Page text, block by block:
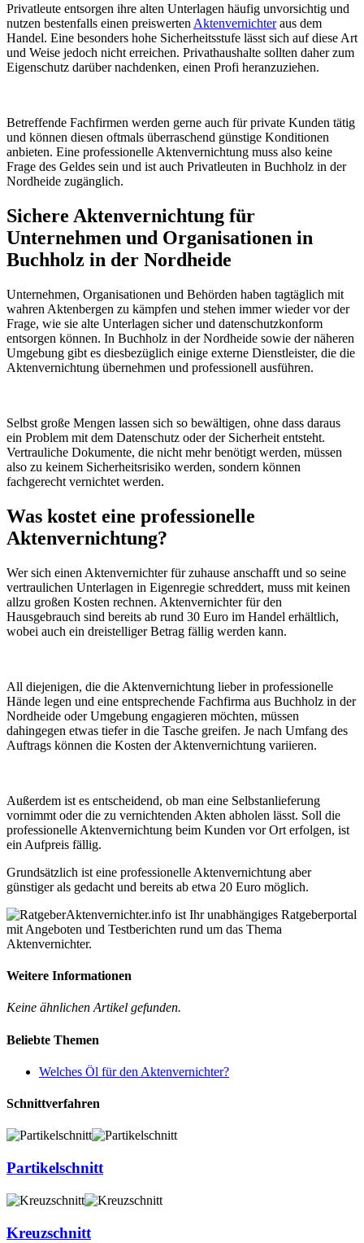
Privatleute entsorgen ihre alten Unterlagen häufig unvorsichtig und
nutzen bestenfalls einen preiswerten Aktenvernichteraus dem
Handel. Eine besonders hohe Sicherheitsstufe lässt sich auf diese Art
und Weise jedoch nicht erreichen. Privathaushalte sollten daher zum
Eigenschutz darüber nachdenken, einen Profi heranzuziehen.
Betreffende Fachfirmen werden gerne auch für private Kunden tätig
und können diesen oftmals überraschend günstige Konditionen
anbieten. Eine professionelle Aktenvernichtung muss also keine
Frage des Geldes sein und ist auch Privatleuten in Buchholz in der
Nordheide zugänglich.
Sichere Aktenvernichtung für
Unternehmen und Organisationen in
Buchholz in der Nordheide
Unternehmen, Organisationen und Behörden haben tagtäglich mit
wahren Aktenbergen zu kämpfen und stehen immer wieder vor der
Frage, wie sie alte Unterlagen sicher und datenschutzkonform
entsorgen können. In Buchholz in der Nordheide sowie der näheren
Umgebung gibt es diesbezüglich einige externe Dienstleister, die die
Aktenvernichtung übernehmen und professionell ausführen.
Selbst große Mengen lassen sich so bewältigen, ohne dass daraus
ein Problem mit dem Datenschutz oder der Sicherheit entsteht.
Vertrauliche Dokumente, die nicht mehr benötigt werden, müssen
also zu keinem Sicherheitsrisiko werden, sondern können
fachgerecht vernichtet werden.
Was kostet eine professionelle
Aktenvernichtung?
Wer sich einen Aktenvernichter für zuhause anschafft und so seine
vertraulichen Unterlagen in Eigenregie schreddert, muss mit keinen
allzu großen Kosten rechnen. Aktenvernichter für den
Hausgebrauch sind bereits ab rund 30 Euro im Handel erhältlich,
wobei auch ein dreistelliger Betrag fällig werden kann.
All diejenigen, die die Aktenvernichtung lieber in professionelle
Hände legen und eine entsprechende Fachfirma aus Buchholz in der
Nordheide oder Umgebung engagieren möchten, müssen
dahingegen etwas tiefer in die Tasche greifen. Je nach Umfang des
Auftrags können die Kosten der Aktenvernichtung variieren.
Außerdem ist es entscheidend, ob man eine Selbstanlieferung
vornimmt oder die zu vernichtenden Akten abholen lässt. Soll die
professionelle Aktenvernichtung beim Kunden vor Ort erfolgen, ist
ein Aufpreis fällig.
Grundsätzlich ist eine professionelle Aktenvernichtung aber
günstiger als gedacht und bereits ab etwa 20 Euro möglich.
Aktenvernichter.info ist Ihr unabhängiges Ratgeberportal
mit Angeboten und Testberichten rund um das Thema
Aktenvernichter.
Weitere Informationen
Keine ähnlichen Artikel gefunden.
Beliebte Themen
Welches Öl für den Aktenvernichter?
Schnittverfahren
Partikelschnitt
Kreuzschnitt